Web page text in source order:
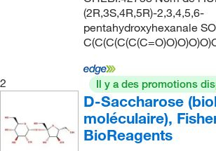
(2R,3S,4R,5R)-2,3,4,5,6-
pentahydroxyhexanale
2 Il y a des promotions
D-Saccharose
moléculaire),
BioReagents